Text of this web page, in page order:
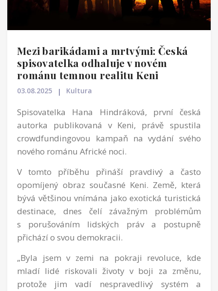
Mezi barikádami a mrtvými: Česká
spisovatelka odhaluje v novém
románu temnou realitu Keni
03.08.2025 Kultura
Spisovatelka Hana Hindráková, první česká
autorka publikovaná v Keni, právě spustila
crowdfundingovou kampaň na vydání svého
nového románu Africké noci.
V tomto příběhu přináší pravdivý a často
opomíjený obraz současné Keni. Země, která
bývá většinou vnímána jako exotická turistická
destinace, dnes čelí závažným problémům
s porušováním lidských práv a postupně
přichází o svou demokracii.
„Byla jsem v zemi na pokraji revoluce, kde
mladí lidé riskovali životy v boji za změnu,
protože jim vadí nespravedlivý systém a